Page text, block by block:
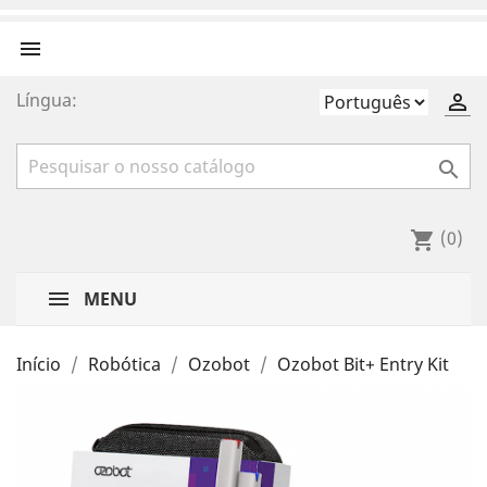


Língua:

shopping_cart (0)
MENU
Início Robótica Ozobot Ozobot Bit+ Entry Kit